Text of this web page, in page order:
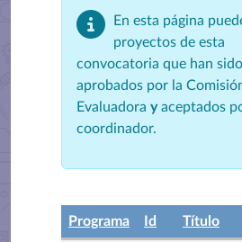
En esta página
proyectos de esta
convocatoria que han sido
aprobados por la
Evaluadora yaceptados
coordinador.
Programa Id Título